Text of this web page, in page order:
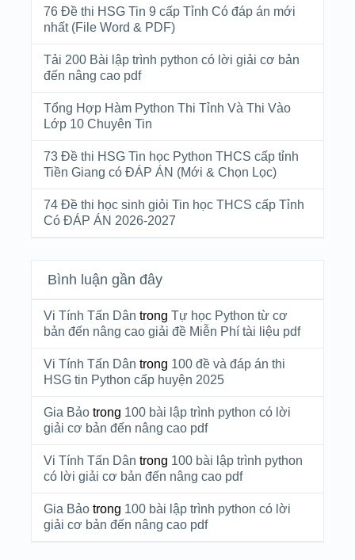
76 Đề thi HSG Tin 9 cấp Tỉnh Có đáp án mới
nhất (File Word & PDF)
Tải 200 Bài lập trình python có lời giải cơ bản
đến nâng cao pdf
Tổng Hợp Hàm Python Thi Tỉnh Và Thi Vào
Lớp 10 Chuyên Tin
73 Đề thi HSG Tin học Python THCS cấp tỉnh
Tiền Giang có ĐÁP ÁN (Mới & Chọn Lọc)
74 Đề thi học sinh giỏi Tin học THCS cấp Tỉnh
Có ĐÁP ÁN 2026-2027
Bình luận gần đây
Vi Tính Tấn Dân trong Tự học Python từ cơ
bản đến nâng cao giải đề Miễn Phí tài liệu pdf
Vi Tính Tấn Dân trong 100 đề và đáp án thi
HSG tin Python cấp huyện 2025
Gia Bảotrong 100 bài lập trình python có lời
giải cơ bản đến nâng cao pdf
Vi Tính Tấn Dân trong 100 bài lập trình python
có lời giải cơ bản đến nâng cao pdf
Gia Bảotrong 100 bài lập trình python có lời
giải cơ bản đến nâng cao pdf